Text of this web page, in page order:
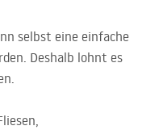
selbst eine einfache
Deshalb lohnt es